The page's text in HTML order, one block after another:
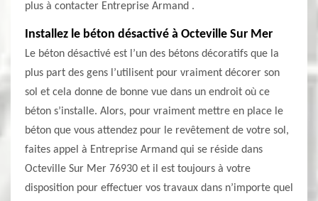
plus à contacter Entreprise Armand .
Installez le béton désactivé à Octeville Sur Mer
Le béton désactivé est l’un des bétons décoratifs que la
plus part des gens l’utilisent pour vraiment décorer son
sol et cela donne de bonne vue dans un endroit où ce
béton s’installe. Alors, pour vraiment mettre en place le
béton que vous attendez pour le revêtement de votre sol,
faites appel à Entreprise Armand qui se réside dans
Octeville Sur Mer 76930 et il est toujours à votre
disposition pour effectuer vos travaux dans n’importe quel